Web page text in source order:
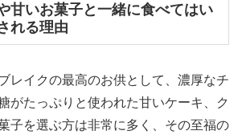
甘いお菓子と一緒に食べてはい
れる理由
レイクの最高のお供として、濃厚なチ
がたっぷりと使われた甘いケーキ、ク
子を選ぶ方は非常に多く、その至福の